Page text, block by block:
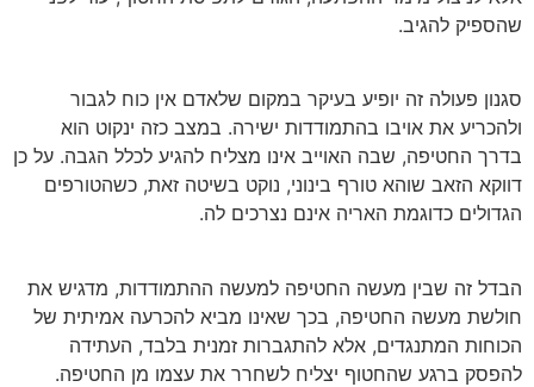
שהספיק להגיב.
סגנון פעולה זה יופיע בעיקר במקום שלאדם אין כוח לגבור
ולהכריע את אויבו בהתמודדות ישירה. במצב כזה ינקוט הוא
בדרך החטיפה, שבה האוייב אינו מצליח להגיע לכלל הגבה. על כן
דווקא הזאב שוהא טורף בינוני, נוקט בשיטה זאת, כשהטורפים
הגדולים כדוגמת האריה אינם נצרכים לה.
הבדל זה שבין מעשה החטיפה למעשה ההתמודדות, מדגיש את
חולשת מעשה החטיפה, בכך שאינו מביא להכרעה אמיתית של
הכוחות המתנגדים, אלא להתגברות זמנית בלבד, העתידה
להפסק ברגע שהחטוף יצליח לשחרר את עצמו מן החטיפה.